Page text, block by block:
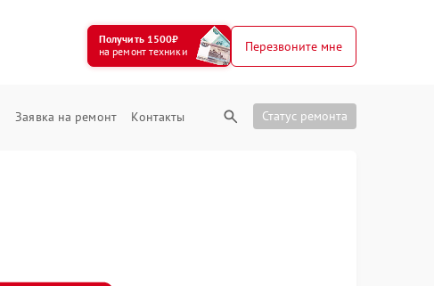
Получить 1500₽
на ремонт техники
Перезвоните мне
Заявка на ремонт Контакты Статус ремонта